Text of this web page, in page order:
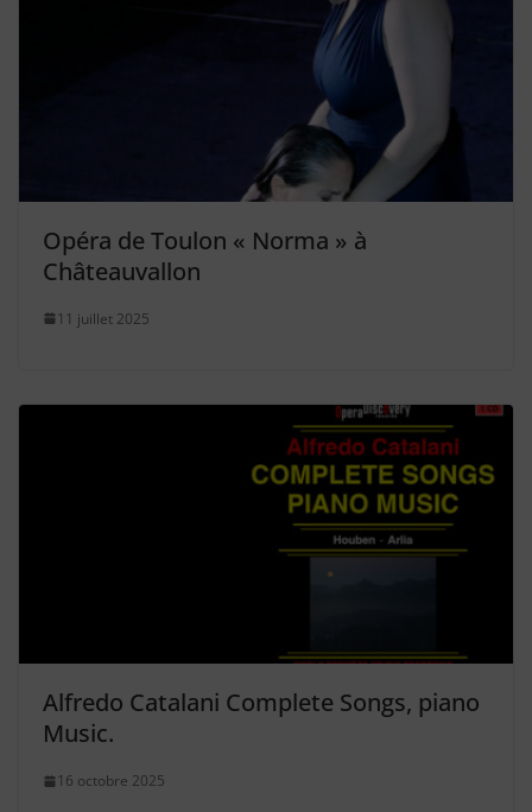
Opéra de Toulon « Norma » à
Châteauvallon
11 juillet 2025
Alfredo Catalani Complete Songs, piano
Music.
16 octobre 2025